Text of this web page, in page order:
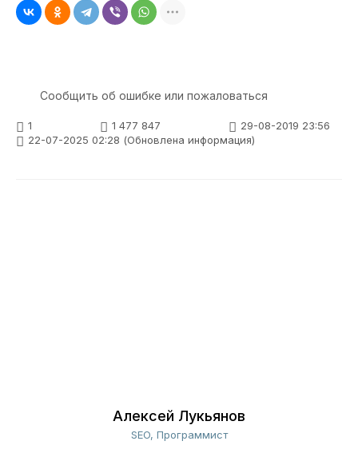
Сообщить об ошибке или пожаловаться
1 1 477 847
29-08-2019 23:56
22-07-2025 02:28 (Обновлена информация)
Алексей Лукьянов
SEO, Программист